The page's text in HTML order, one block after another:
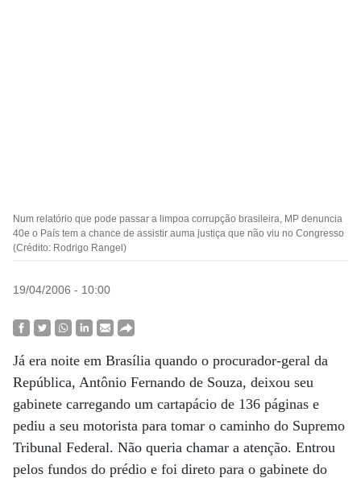
Num relatório que pode passar a limpoa corrupção brasileira, MP denuncia
40e o País tem a chance de assistir auma justiça que não viu no Congresso
(Crédito: Rodrigo Rangel)
19/04/2006 - 10:00
Já era noite em Brasília quando o procurador-geral da
República, Antônio Fernando de Souza, deixou seu
gabinete carregando um cartapácio de 136 páginas e
pediu a seu motorista para tomar o caminho do Supremo
Tribunal Federal. Não queria chamar a atenção. Entrou
pelos fundos do prédio e foi direto para o gabinete do